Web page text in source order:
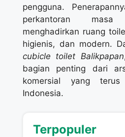
pengguna.
perkantoran
menghadirkan ruang
higienis, dan modern.
cubicle toilet Balikpapan
bagian penting dari
komersial yang
Indonesia.
Terpopuler